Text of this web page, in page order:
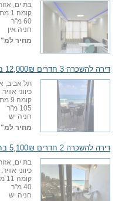
בת ים, אזור הים, 2
קומה 1 מתוך 3, נוף לרחוב, שטח דירה
60 מ"ר
חניה אין
מחיר
דירה להשכרה 3 חדרים 12,000₪ בחודש
תל אביב, אזור סי
כיווני
קומה 9 מתוך 15, נוף לים, שטח דירה
105 מ"ר
חניה יש
מחיר
דירה להשכרה 2 חדרים 5,100₪ בחודש
בת ים, אזור הים, 1
כיווני
קומה 11 מתוך 23, נוף לים, שטח דירה
40 מ"ר
חניה יש